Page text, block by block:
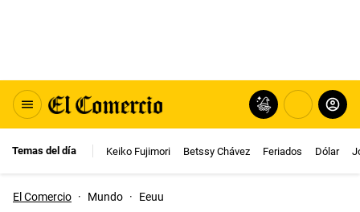
Temas del día Keiko Fujimori Betssy Chávez Feriados Dólar
El Comercio · Mundo · Eeuu